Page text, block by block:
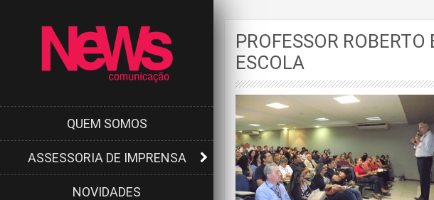
QUEM SOMOS
ASSESSORIA DE IMPRENSA
NOVIDADES
PROFESSOR
ESCOLA